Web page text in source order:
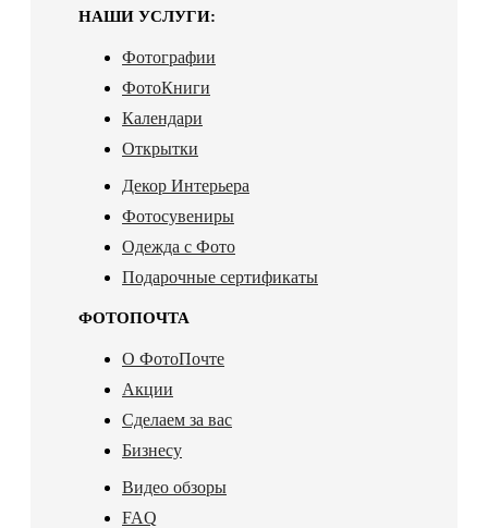
НАШИ УСЛУГИ:
Фотографии
ФотоКниги
Календари
Открытки
Декор Интерьера
Фотосувениры
Одежда с Фото
Подарочные сертификаты
ФОТОПОЧТА
О ФотоПочте
Акции
Сделаем за вас
Бизнесу
Видео обзоры
FAQ